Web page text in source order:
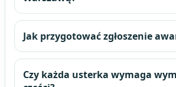
Jak przygotować zgłoszenie
Czy każda usterka wymaga